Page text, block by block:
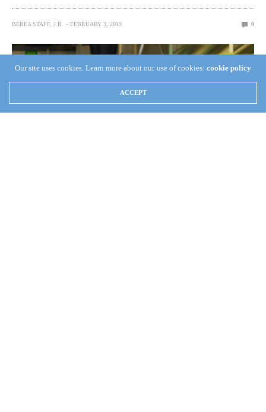
BEREA STAFF, J.R. FEBRUARY 3, 2019 0
Our site uses cookies. Learn more about our use of cookies: cookie policy
ACCEPT